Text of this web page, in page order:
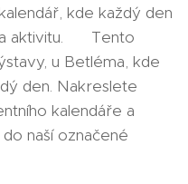
kde každý den
aktivitu. 🌟 Tento
u Betléma, kde
den. Nakreslete
kalendáře a
naší označené